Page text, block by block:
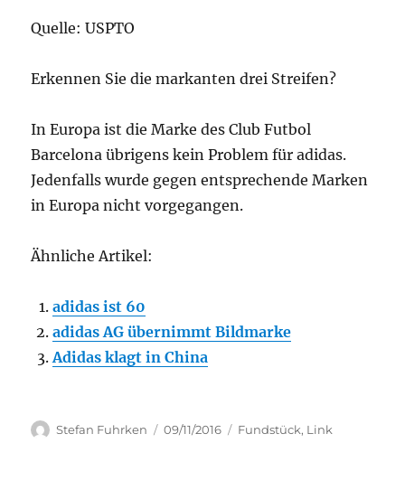
Quelle: USPTO
Erkennen Sie die markanten drei Streifen?
In Europa ist die Marke des Club Futbol
Barcelona übrigens kein Problem für adidas.
Jedenfalls wurde gegen entsprechende Marken
in Europa nicht vorgegangen.
Ähnliche Artikel:
adidas ist 60
adidas AG übernimmt Bildmarke
Adidas klagt in China
Author
Stefan Fuhrken
Posted
09/11/2016 Categories
Fundstück, Link